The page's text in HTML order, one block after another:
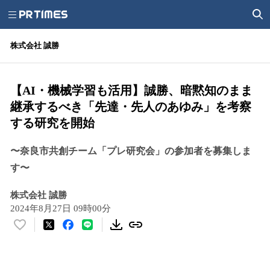
株式会社 誠勝
【AI・機械学習も活用】誠勝、暗黙知のまま
継承するべき「先達・先人のあゆみ」を考察
する研究を開始
〜奈良市共創チーム「プレ研究会」の参加者を募集しま
す〜
株式会社 誠勝
2024年8月27日 09時00分
い